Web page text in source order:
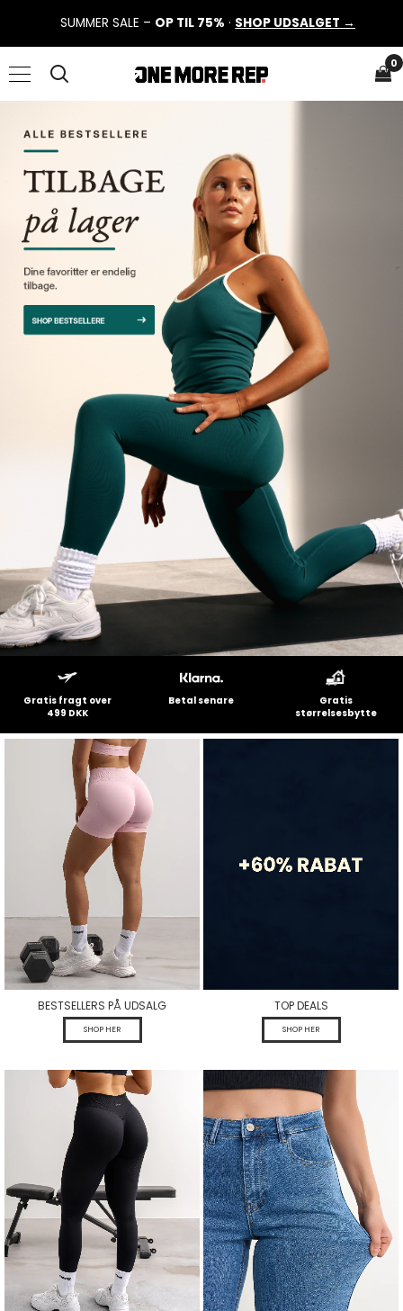
SUMMER SALE – OP TIL 75% · SHOP UDSALGET →
0
Gratis fragt over
499 DKK
Betal senare
Gratis
størrelsesbytte
BESTSELLERS PÅ UDSALG
SHOP HER
TOP DEALS
SHOP HER